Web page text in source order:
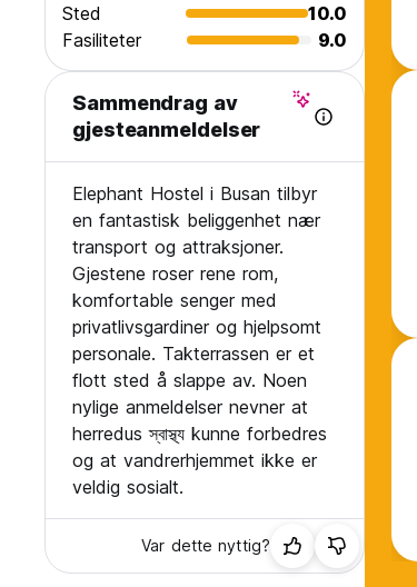
Sted
10.0
Fasiliteter
9.0
Sammendrag av
gjesteanmeldelser
Elephant Hostel i Busan tilbyr
en fantastisk beliggenhet nær
transport og attraksjoner.
Gjestene roser rene rom,
komfortable senger med
privatlivsgardiner og hjelpsomt
personale. Takterrassen er et
flott sted å slappe av. Noen
nylige anmeldelser nevner at
herredus স্বাস্থ্য kunne forbedres
og at vandrerhjemmet ikke er
veldig sosialt.
Var dette nyttig?